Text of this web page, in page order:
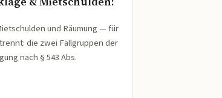
und Räumung — für
die zwei Fallgruppen der
nach § 543 Abs.